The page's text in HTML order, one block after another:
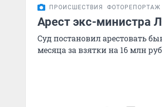
ПРОИСШЕСТВИЯ ФОТОРЕПОРТАЖ
Арест экс-министра
Суд постановил арестовать
месяца за взятки на 16 млн